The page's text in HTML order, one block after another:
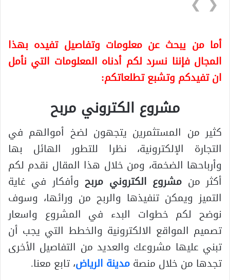
❮
❯
أما من يبحث عن معلومات وتفاصيل تفيده بهذا
المجال فإننا نسرد لكم أدناه المعلومات التي نأمل
ان تفيدكم وتشبع تطلعاتكم:
مشروع الكتروني مربح
كثير من المستثمرين يتجهون لضخ أموالهم في
التجارة الإلكترونية، نظرا للتطور الهائل بها
وأرباحها الضخمة، ومن خلال هذا المقال نقدم لكم
أكثر من مشروع الكتروني مربحوأفكار في غاية
التميز ويمكن تنفيذها والربح من ورائها، وسوف
نوضح لكم خطوات البدء في المشروع واسعار
تصميم المواقع الالكترونية والخطط التي يجب أن
تبني عليها مشروعك والعديد من التفاصيل الأخرى
تجدها من خلال منصةمدينة الرياض، تابع معنا.